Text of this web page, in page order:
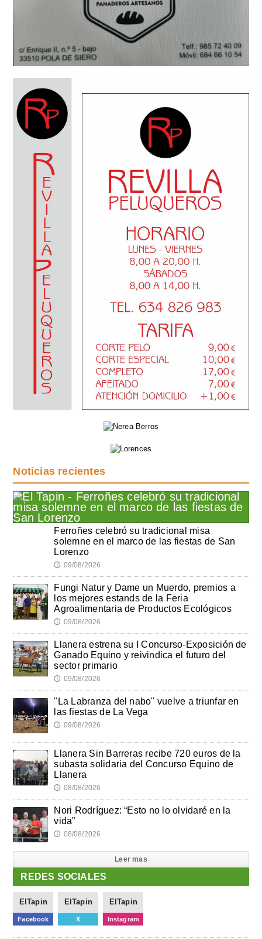
Noticias recientes
Ferroñes celebró su tradicional misa
solemne en el marco de las fiestas de San
Lorenzo
🕔 09/08/2026
Fungi Natur y Dame un Muerdo, premios a
los mejores estands de la Feria
Agroalimentaria de Productos Ecológicos
🕔 09/08/2026
Llanera estrena su I Concurso-Exposición de
Ganado Equino y reivindica el futuro del
sector primario
🕔 09/08/2026
"La Labranza del nabo" vuelve a triunfar en
las fiestas de La Vega
🕔 09/08/2026
Llanera Sin Barreras recibe 720 euros de la
subasta solidaria del Concurso Equino de
Llanera
🕔 08/08/2026
Nori Rodríguez: “Esto no lo olvidaré en la
vida”
🕔 08/08/2026
Leer mas
REDES SOCIALES
ElTapin
Facebook
ElTapin
X
ElTapin
Instagram